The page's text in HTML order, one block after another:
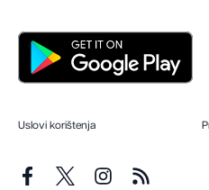
Uslovi korištenja